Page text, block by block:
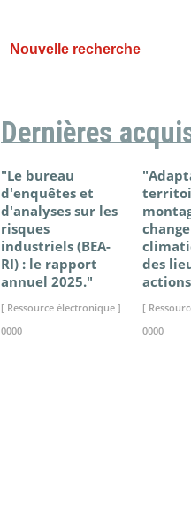
Nouvelle recherche
Dernières
"Le bureau
d'enquêtes et
d'analyses sur les
risques
industriels (BEA-
RI) : le rapport
annuel 2025."
[ Ressource électronique ]
0000
des
[
0000